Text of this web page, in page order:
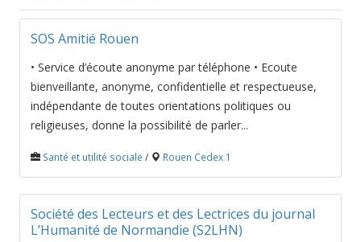
SOS Amitié Rouen
• Service d’écoute anonyme par téléphone • Ecoute
bienveillante, anonyme, confidentielle et respectueuse,
indépendante de toutes orientations politiques ou
religieuses, donne la possibilité de parler...
Santé et utilité sociale / Rouen Cedex 1
Société des Lecteurs et des Lectrices du journal
L’Humanité de Normandie (S2LHN)